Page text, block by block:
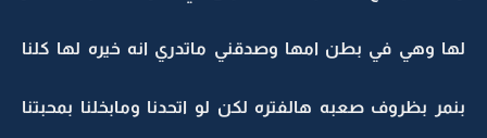
لها وهي في بطن امها وصدقني ماتدري انه خيره لها كلنا
بنمر بظروف صعبه هالفتره لكن لو اتحدنا ومابخلنا بمحبتنا